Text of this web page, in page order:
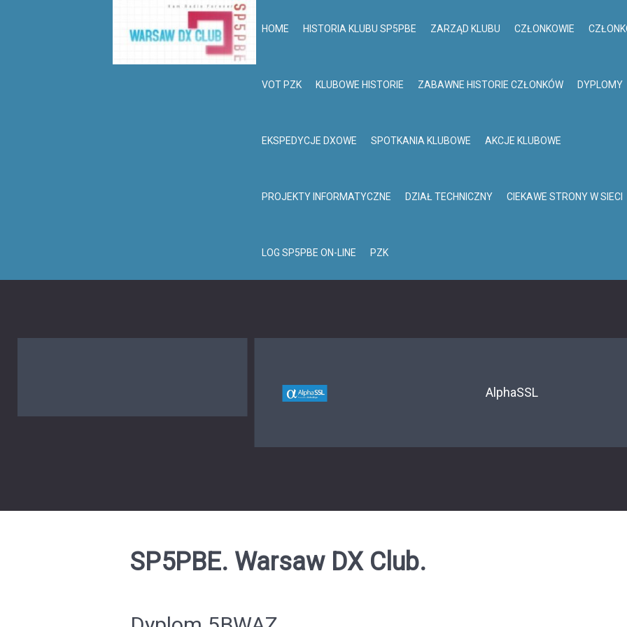
HOME HISTORIA KLUBU SP5PBE ZARZĄD KLUBU CZŁONKOWIE
VOT PZK KLUBOWE HISTORIE ZABAWNE HISTORIE CZŁONKÓW DYPLOMY
EKSPEDYCJE DXOWE SPOTKANIA KLUBOWE AKCJE KLUBOWE
PROJEKTY INFORMATYCZNE DZIAŁ TECHNICZNY CIEKAWE STRONY W SIECI
LOG SP5PBE ON-LINE PZK
AlphaSSL
SP5PBE. Warsaw DX Club.